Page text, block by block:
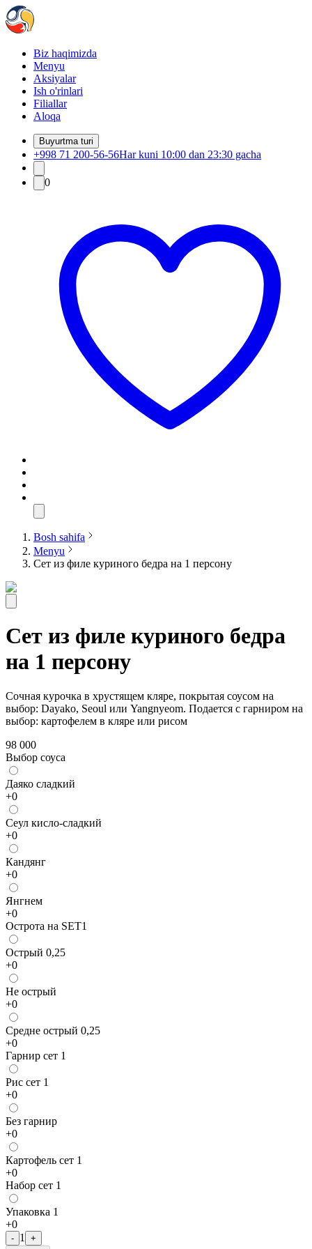
Biz haqimizda
Menyu
Aksiyalar
Ish o'rinlari
Filiallar
Aloqa
Buyurtma turi
+998 71 200-56-56Har kuni 10:00 dan 23:30 gacha
0
Bosh sahifa
Menyu
Сет из филе куриного бедра на 1 персону
Сет из филе куриного бедра
на 1 персону
Сочная курочка в хрустящем кляре, покрытая соусом на
выбор: Dayako, Seoul или Yangnyeom. Подается с гарниром на
выбор: картофелем в кляре или рисом
98 000
Выбор соуса
Даяко сладкий
+0
Сеул кисло-сладкий
+0
Кандянг
+0
Янгнем
+0
Острота на SET1
Острый 0,25
+0
Не острый
+0
Средне острый 0,25
+0
Гарнир сет 1
Рис сет 1
+0
Без гарнир
+0
Картофель сет 1
+0
Набор сет 1
Упаковка 1
+0
- 1
+